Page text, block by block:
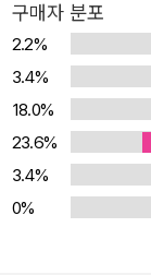
는 모델이 탄생하기
정보에 목마른 국내
자동차의 역사를 컨
서, 역사를 바꾼 전
사양을 자세하게 소
과정에서 가능한 한
못된 부분을 바로잡
수 있도록 노력하
구매자 분포
2.2%
3.4%
18.0%
23.6%
3.4%
0%